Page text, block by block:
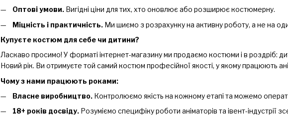
Оптові умови. Вигідні ціни для тих, хто оновлює або розширює костюмерну.
Міцність і практичність. Ми шиємо з розрахунку на активну роботу, а не на
Купуєте костюм для себе чи дитини?
Ласкаво просимо! У форматі інтернет-магазину ми продаємо костюми і в роздріб:
Новий рік. Ви отримуєте той самий костюм професійної якості, у якому працюють
Чому з нами працюють роками:
Власне виробництво. Контролюємо якість на кожному етапі та можемо
18+ років досвіду. Розуміємо специфіку роботи аніматорів та івент-індустрії